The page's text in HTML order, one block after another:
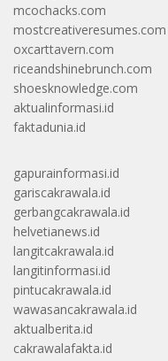
mcochacks.com
mostcreativeresumes.com
oxcarttavern.com
riceandshinebrunch.com
shoesknowledge.com
aktualinformasi.id
faktadunia.id
gapurainformasi.id
gariscakrawala.id
gerbangcakrawala.id
helvetianews.id
langitcakrawala.id
langitinformasi.id
pintucakrawala.id
wawasancakrawala.id
aktualberita.id
cakrawalafakta.id